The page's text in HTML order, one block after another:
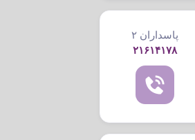
پاسداران ۲
۲۱۶۱۴۱۷۸